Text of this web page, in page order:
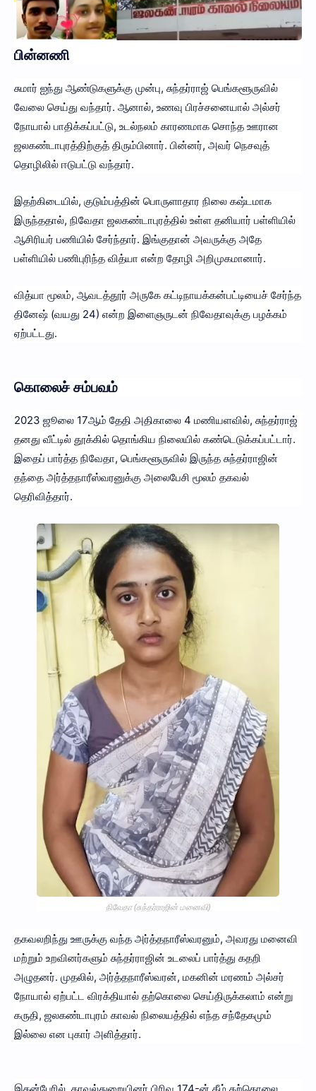
பின்னணி
சுமார் ஐந்து ஆண்டுகளுக்கு முன்பு, சுந்தர்ராஜ் பெங்களூருவில்
வேலை செய்து வந்தார். ஆனால், உணவு பிரச்சனையால் அல்சர்
நோயால் பாதிக்கப்பட்டு, உடல்நலம் காரணமாக சொந்த ஊரான
ஜலகண்டாபுரத்திற்குத் திரும்பினார். பின்னர், அவர் நெசவுத்
தொழிலில் ஈடுபட்டு வந்தார்.
இதற்கிடையில், குடும்பத்தின் பொருளாதார நிலை கஷ்டமாக
இருந்ததால், நிவேதா ஜலகண்டாபுரத்தில் உள்ள தனியார் பள்ளியில்
ஆசிரியர் பணியில் சேர்ந்தார். இங்குதான் அவருக்கு அதே
பள்ளியில் பணிபுரிந்த வித்யா என்ற தோழி அறிமுகமானார்.
வித்யா மூலம், ஆவடத்தூர் அருகே கட்டிநாயக்கன்பட்டியைச் சேர்ந்த
தினேஷ் (வயது 24) என்ற இளைஞருடன் நிவேதாவுக்கு பழக்கம்
ஏற்பட்டது.
கொலைச் சம்பவம்
2023 ஜூலை 17ஆம் தேதி அதிகாலை 4 மணியளவில், சுந்தர்ராஜ்
தனது வீட்டில் தூக்கில் தொங்கிய நிலையில் கண்டெடுக்கப்பட்டார்.
இதைப் பார்த்த நிவேதா, பெங்களூருவில் இருந்த சுந்தர்ராஜின்
தந்தை அர்த்தநாரீஸ்வரனுக்கு அலைபேசி மூலம் தகவல்
தெரிவித்தார்.
நிவேதா (சுந்தர்ராஜின் மனைவி)
தகவலறிந்து ஊருக்கு வந்த அர்த்தநாரீஸ்வரனும், அவரது மனைவி
மற்றும் உறவினர்களும் சுந்தர்ராஜின் உடலைப் பார்த்து கதறி
அழுதனர். முதலில், அர்த்தநாரீஸ்வரன், மகனின் மரணம் அல்சர்
நோயால் ஏற்பட்ட விரக்தியால் தற்கொலை செய்திருக்கலாம் என்று
கருதி, ஜலகண்டாபுரம் காவல் நிலையத்தில் எந்த சந்தேகமும்
இல்லை என புகார் அளித்தார்.
இதன்பேரில், காவல்துறையினர் பிரிவு 174-ன் கீழ் தற்கொலை